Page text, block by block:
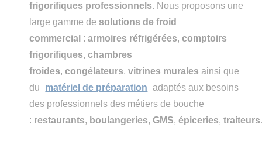
frigorifiques professionnels. Nous proposons une
large gamme de solutions de froid
commercial :armoires réfrigérées,comptoirs
frigorifiques,chambres
froides,congélateurs,vitrines murales ainsi que
du
matériel de préparation adaptés aux besoins
des professionnels des métiers de bouche
: restaurants, boulangeries,GMS,épiceries,traiteurs